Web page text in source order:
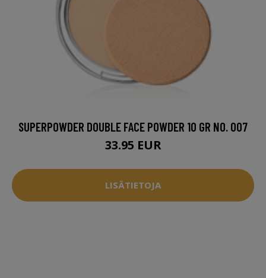
SUPERPOWDER DOUBLE FACE POWDER 10 GR NO. 007
33.95 EUR
LISÄTIETOJA